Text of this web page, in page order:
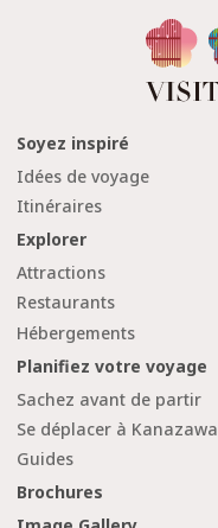
Soyez inspiré
Idées de voyage
Itinéraires
Explorer
Attractions
Restaurants
Hébergements
Planifiez votre voyage
Sachez avant de partir
Se déplacer à Kanazawa
Guides
Brochures